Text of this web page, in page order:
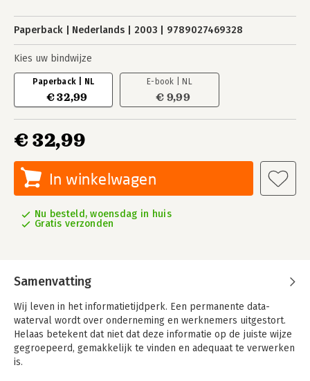
Paperback Nederlands 2003 9789027469328
Kies uw bindwijze
Paperback | NL
€ 32,99
E-book | NL
€ 9,99
€ 32,99
In winkelwagen
Nu besteld, woensdag in huis
Gratis verzonden
Samenvatting
Wij leven in het informatietijdperk. Een permanente data-
waterval wordt over onderneming en werknemers uitgestort.
Helaas betekent dat niet dat deze informatie op de juiste wijze
gegroepeerd, gemakkelijk te vinden en adequaat te verwerken
is.